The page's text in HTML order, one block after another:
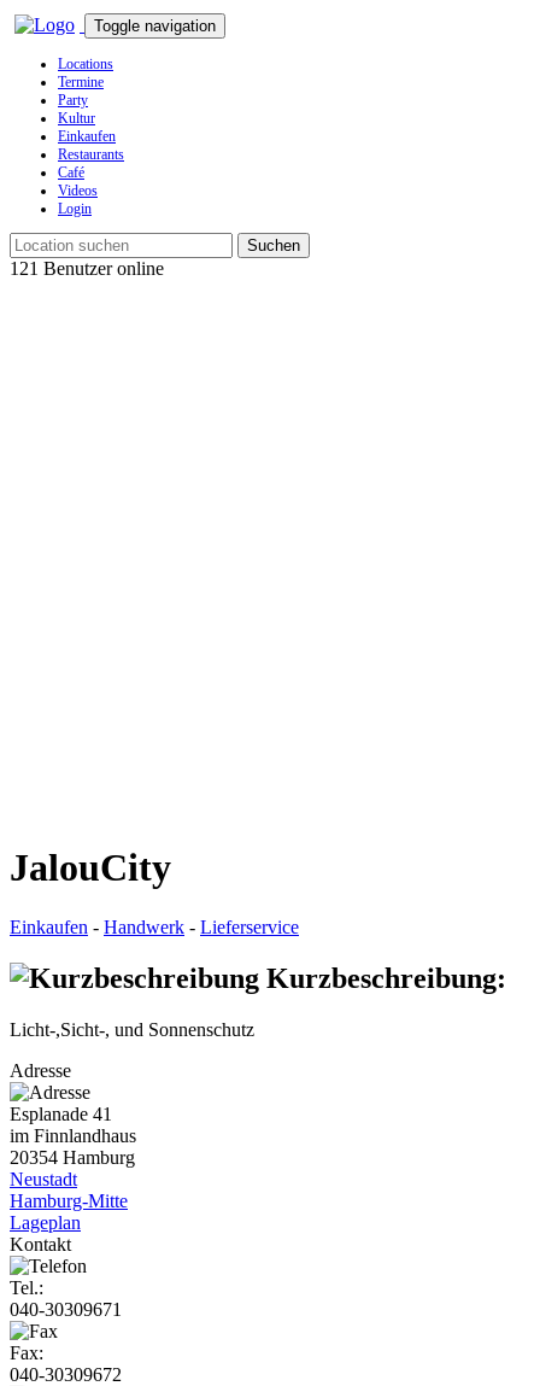
Toggle navigation
Locations
Termine
Party
Kultur
Einkaufen
Restaurants
Café
Videos
Login
Suchen
121 Benutzer online
JalouCity
Einkaufen - Handwerk - Lieferservice
Kurzbeschreibung:
Licht-,Sicht-, und Sonnenschutz
Adresse
Esplanade 41
im Finnlandhaus
20354 Hamburg
Neustadt
Hamburg-Mitte
Lageplan
Kontakt
Tel.:
040-30309671
Fax:
040-30309672